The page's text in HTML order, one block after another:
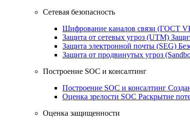
Сетевая безопасность
Шифрование каналов связи (ГОСТ
Защита от сетевых угроз (UTM)
Защита электронной почты (SEG)
Защита от продвинутых угроз
Построение SOC и консалтинг
Построение SOC и консалтинг
Оценка зрелости SOC Раскрытие
Оценка защищенности